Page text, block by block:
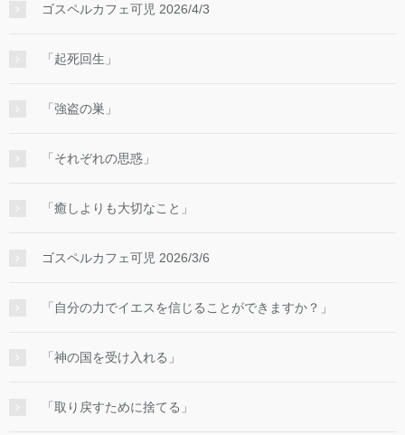
ゴスペルカフェ可児 2026/4/3
「起死回生」
「強盗の巣」
「それぞれの思惑」
「癒しよりも大切なこと」
ゴスペルカフェ可児 2026/3/6
「自分の力でイエスを信じることができますか？」
「神の国を受け入れる」
「取り戻すために捨てる」